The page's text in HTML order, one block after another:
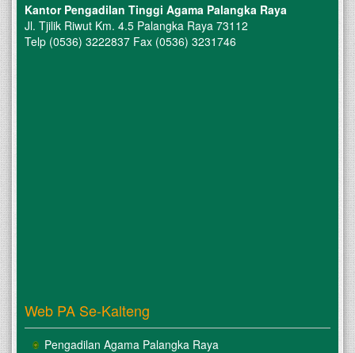
Kantor Pengadilan Tinggi Agama Palangka Raya
Jl. Tjilik Riwut Km. 4.5 Palangka Raya 73112
Telp (0536) 3222837 Fax (0536) 3231746
Web PA Se-Kalteng
Pengadilan Agama Palangka Raya